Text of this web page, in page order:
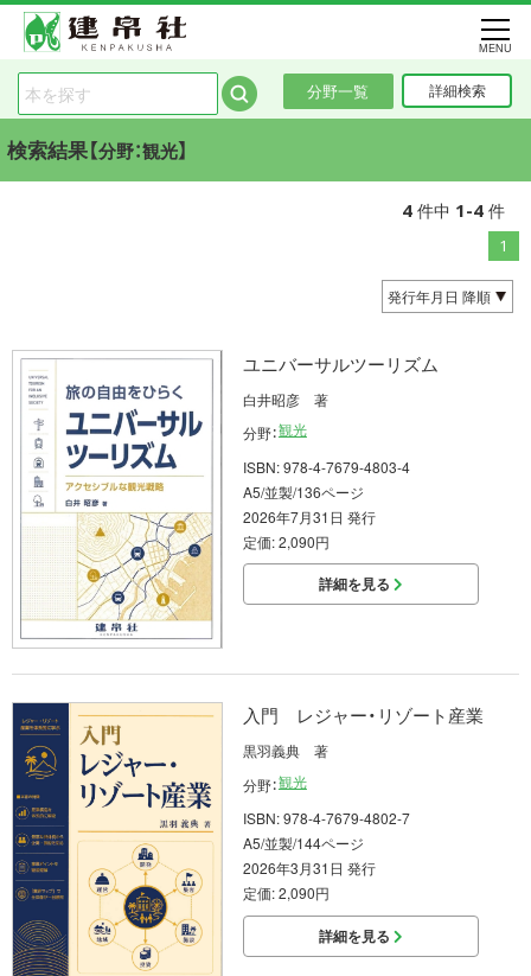
分野一覧 詳細検索
MENU
検索結果【分野：観光】
4件中 1-4件
1
ユニバーサルツーリズム
白井昭彦 著
分野：観光
ISBN: 978-4-7679-4803-4
A5/並製/136ページ
2026年7月31日 発行
定価: 2,090円
詳細を見る
入門 レジャー・リゾート産業
黒羽義典 著
分野：観光
ISBN: 978-4-7679-4802-7
A5/並製/144ページ
2026年3月31日 発行
定価: 2,090円
詳細を見る